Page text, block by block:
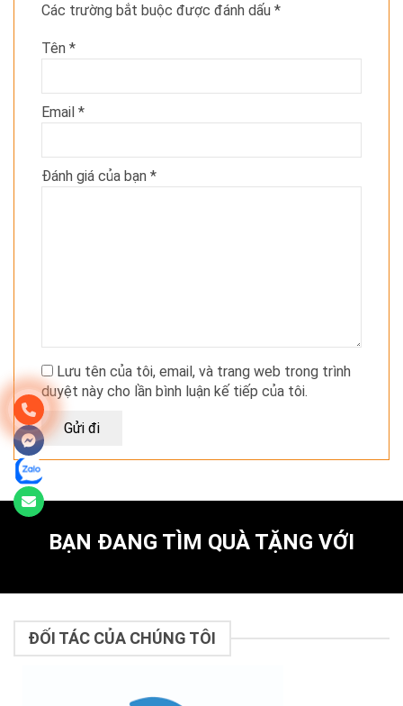
Các trường bắt buộc được đánh dấu *
Tên *
Email *
Đánh giá của bạn *
Lưu tên của tôi, email, và trang web trong trình
duyệt này cho lần bình luận kế tiếp của tôi.
BẠN ĐANG TÌM QUÀ TẶNG VỚI
ĐỐI TÁC CỦA CHÚNG TÔI